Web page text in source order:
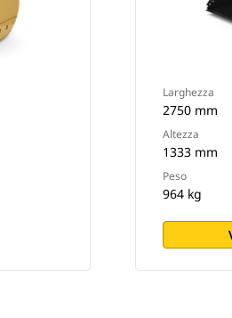
Larghezza
2750 mm
Altezza
1333 mm
Peso
964 kg